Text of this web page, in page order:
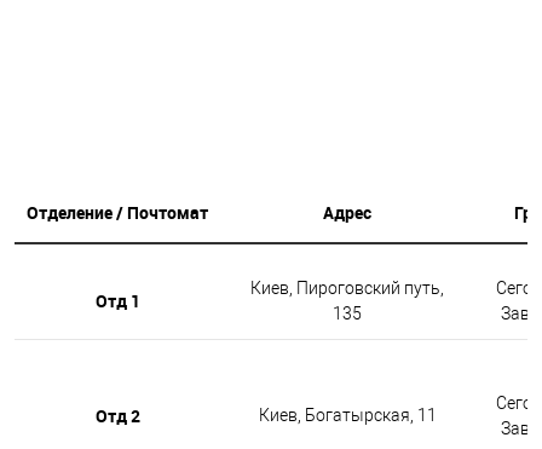
Отделение / Почтомат Адрес
Отд 1
Киев, Пироговский путь,
135
Отд 2 Киев, Богатырская, 11